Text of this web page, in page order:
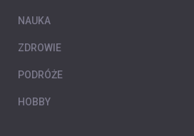
NAUKA
ZDROWIE
PODRÓŻE
HOBBY